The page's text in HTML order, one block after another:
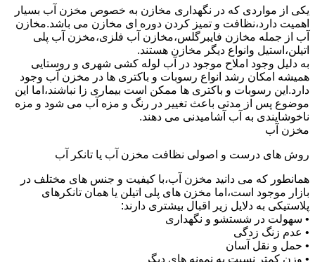
یکی از مواردی که در نگهداری مخازن به خصوص مخزن آب بسیار
اهمیت دارد،نظافت و تمیز کردن دوره ای مخازن می باشد.مخازن
آب از جمله مخازن فایبرگلس،مخازن آب فلزی،مخزن آب پلی
اتیلن،استیل وانواع دیگر مخازن هستند.
به دلیل وجود املاح موجود در آب لوله کشی شهری و روستایی
همیشه امکان رشد انواع رسوبات و باکتری ها در مخزن آب وجود
دارد.این رسوبات و باکتری ها ممکن است بیماری زا نباشند،اما این
موضوع پس از مدتی باعث تغییر در رنگ و مزه آب می شود و مزه
ناخوشایندی به آب آشامیدنی می دهند.
مخزن آب
روش های درست و اصولی نظافت مخزن آب یا تانکر آب
همانطور که می دانید مخزن آب،با کیفیت و جنس های مختلف در
بازار موجود است،اما مخزن های پلی اتیلن یا همان تانکرهای
پلاستیکی به دلایل زیر اقبال بیشتری دارند:
• سهولت در شستشو و نگهداری
• عدم زنگ زدگی
• حمل و نقل آسان
• وزن کمتر نسبت به نمونه های دیگر